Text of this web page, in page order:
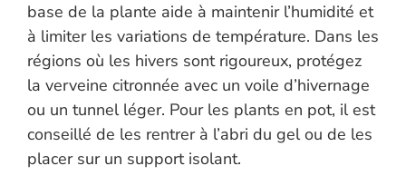
base de la plante aide à maintenir l’humidité et
à limiter les variations de température. Dans les
régions où les hivers sont rigoureux, protégez
la verveine citronnée avec un voile d’hivernage
ou un tunnel léger. Pour les plants en pot, il est
conseillé de les rentrer à l’abri du gel ou de les
placer sur un support isolant.